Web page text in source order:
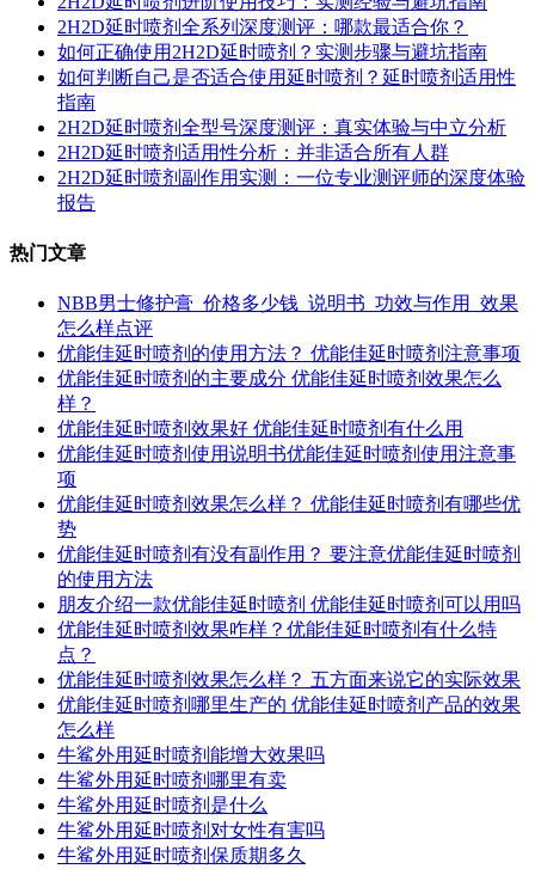
2H2D延时喷剂全系列深度测评：哪款最适合你？
如何正确使用2H2D延时喷剂？实测步骤与避坑指南
如何判断自己是否适合使用延时喷剂？延时喷剂适用性
指南
2H2D延时喷剂全型号深度测评：真实体验与中立分析
2H2D延时喷剂适用性分析：并非适合所有人群
2H2D延时喷剂副作用实测：一位专业测评师的深度体验
报告
热门文章
NBB男士修护膏_价格多少钱_说明书_功效与作用_效果
怎么样点评
优能佳延时喷剂的使用方法？ 优能佳延时喷剂注意事项
优能佳延时喷剂的主要成分 优能佳延时喷剂效果怎么
样？
优能佳延时喷剂效果好 优能佳延时喷剂有什么用
优能佳延时喷剂使用说明书优能佳延时喷剂使用注意事
项
优能佳延时喷剂效果怎么样？ 优能佳延时喷剂有哪些优
势
优能佳延时喷剂有没有副作用？ 要注意优能佳延时喷剂
的使用方法
朋友介绍一款优能佳延时喷剂 优能佳延时喷剂可以用吗
优能佳延时喷剂效果咋样？优能佳延时喷剂有什么特
点？
优能佳延时喷剂效果怎么样？ 五方面来说它的实际效果
优能佳延时喷剂哪里生产的 优能佳延时喷剂产品的效果
怎么样
牛鲨外用延时喷剂能增大效果吗
牛鲨外用延时喷剂哪里有卖
牛鲨外用延时喷剂是什么
牛鲨外用延时喷剂对女性有害吗
牛鲨外用延时喷剂保质期多久